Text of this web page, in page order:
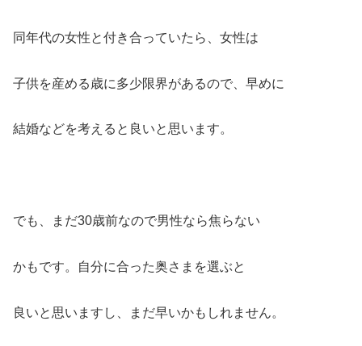
同年代の女性と付き合っていたら、女性は
子供を産める歳に多少限界があるので、早めに
結婚などを考えると良いと思います。
でも、まだ30歳前なので男性なら焦らない
かもです。自分に合った奥さまを選ぶと
良いと思いますし、まだ早いかもしれません。